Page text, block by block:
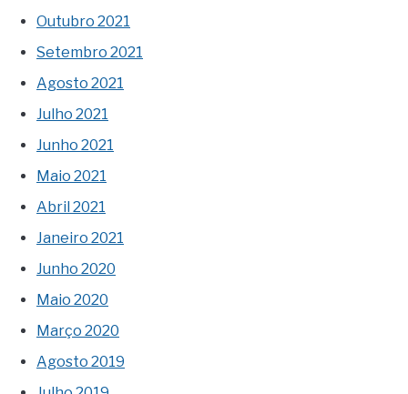
Outubro 2021
Setembro 2021
Agosto 2021
Julho 2021
Junho 2021
Maio 2021
Abril 2021
Janeiro 2021
Junho 2020
Maio 2020
Março 2020
Agosto 2019